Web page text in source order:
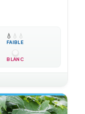
💧 💧 💧
FAIBLE
BLANC